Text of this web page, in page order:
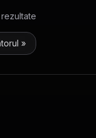
rezultate
»